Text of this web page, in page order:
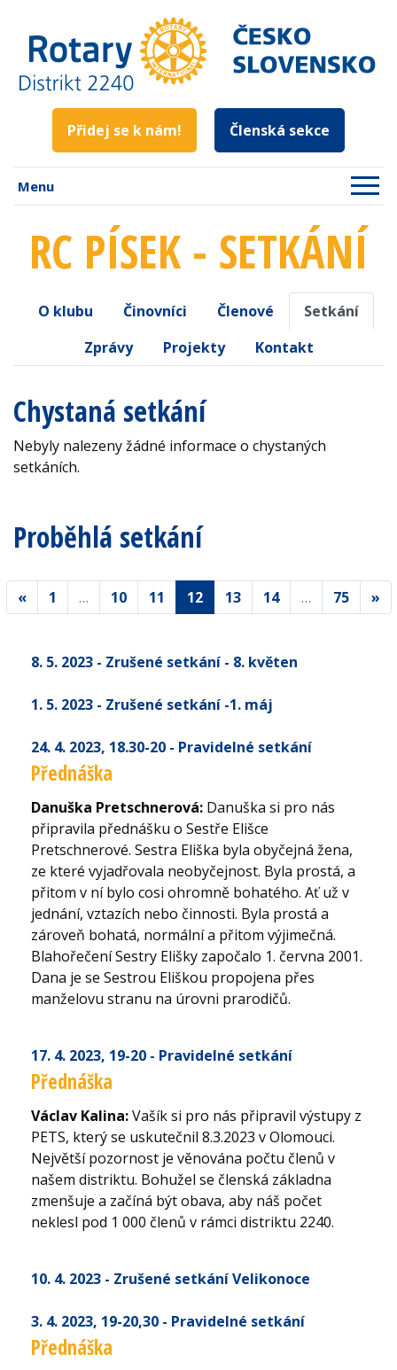
Přidej se k nám! Členská sekce
Menu
RC PÍSEK - SETKÁNÍ
O klubu Činovníci Členové
Setkání
Zprávy
Projekty Kontakt
Chystaná setkání
Nebyly nalezeny žádné informace o chystaných
setkáních.
Proběhlá setkání
« 1 … 10 11 12 13 14 … 75 »
8. 5. 2023 - Zrušené setkání - 8. květen
1. 5. 2023 - Zrušené setkání -1. máj
24. 4. 2023, 18.30-20 - Pravidelné setkání
Přednáška
Danuška Pretschnerová: Danuška si pro nás
připravila přednášku o Sestře Elišce
Pretschnerové. Sestra Eliška byla obyčejná žena,
ze které vyjadřovala neobyčejnost. Byla prostá, a
přitom v ní bylo cosi ohromně bohatého. Ať už v
jednání, vztazích nebo činnosti. Byla prostá a
zároveň bohatá, normální a přitom výjimečná.
Blahořečení Sestry Elišky započalo 1. června 2001.
Dana je se Sestrou Eliškou propojena přes
manželovu stranu na úrovni prarodičů.
17. 4. 2023, 19-20 - Pravidelné setkání
Přednáška
Václav Kalina:Vašík si pro nás připravil výstupy z
PETS, který se uskutečnil 8.3.2023 v Olomouci.
Největší pozornost je věnována počtu členů v
našem distriktu. Bohužel se členská základna
zmenšuje a začíná být obava, aby náš počet
neklesl pod 1 000 členů v rámci distriktu 2240.
10. 4. 2023 - Zrušené setkání Velikonoce
3. 4. 2023, 19-20,30 - Pravidelné setkání
Přednáška